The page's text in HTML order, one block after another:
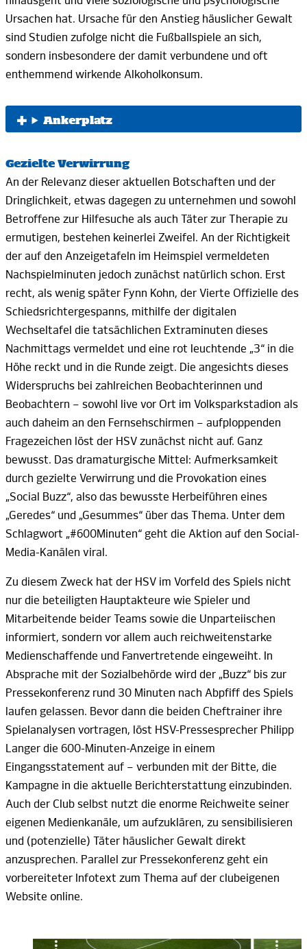
Ursachen hat. Ursache für den Anstieg häuslicher Gewalt
sind Studien zufolge nicht die Fußballspiele an sich,
sondern insbesondere der damit verbundene und oft
enthemmend wirkende Alkoholkonsum.
Ankerplatz
Gezielte Verwirrung
An der Relevanz dieser aktuellen Botschaften und der
Dringlichkeit, etwas dagegen zu unternehmen und sowohl
Betroffene zur Hilfesuche als auch Täter zur Therapie zu
ermutigen, bestehen keinerlei Zweifel. An der Richtigkeit
der auf den Anzeigetafeln im Heimspiel vermeldeten
Nachspielminuten jedoch zunächst natürlich schon. Erst
recht, als wenig später Fynn Kohn, der Vierte Offizielle des
Schiedsrichtergespanns, mithilfe der digitalen
Wechseltafel die tatsächlichen Extraminuten dieses
Nachmittags vermeldet und eine rot leuchtende „3“ in die
Höhe reckt und in die Runde zeigt. Die angesichts dieses
Widerspruchs bei zahlreichen Beobachterinnen und
Beobachtern – sowohl live vor Ort im Volksparkstadion als
auch daheim an den Fernsehschirmen – aufploppenden
Fragezeichen löst der HSV zunächst nicht auf. Ganz
bewusst. Das dramaturgische Mittel: Aufmerksamkeit
durch gezielte Verwirrung und die Provokation eines
„Social Buzz“, also das bewusste Herbeiführen eines
„Geredes“ und „Gesummes“ über das Thema. Unter dem
Schlagwort „#600Minuten“ geht die Aktion auf den Social-
Media-Kanälen viral.
Zu diesem Zweck hat der HSV im Vorfeld des Spiels nicht
nur die beteiligten Hauptakteure wie Spieler und
Mitarbeitende beider Teams sowie die Unparteiischen
informiert, sondern vor allem auch reichweitenstarke
Medienschaffende und Fanvertretende eingeweiht. In
Absprache mit der Sozialbehörde wird der „Buzz“ bis zur
Pressekonferenz rund 30 Minuten nach Abpfiff des Spiels
laufen gelassen. Bevor dann die beiden Cheftrainer ihre
Spielanalysen vortragen, löst HSV-Pressesprecher Philipp
Langer die 600-Minuten-Anzeige in einem
Eingangsstatement auf – verbunden mit der Bitte, die
Kampagne in die aktuelle Berichterstattung einzubinden.
Auch der Club selbst nutzt die enorme Reichweite seiner
eigenen Medienkanäle, um aufzuklären, zu sensibilisieren
und (potenzielle) Täter häuslicher Gewalt direkt
anzusprechen. Parallel zur Pressekonferenz geht ein
vorbereiteter Infotext zum Thema auf der clubeigenen
Website online.